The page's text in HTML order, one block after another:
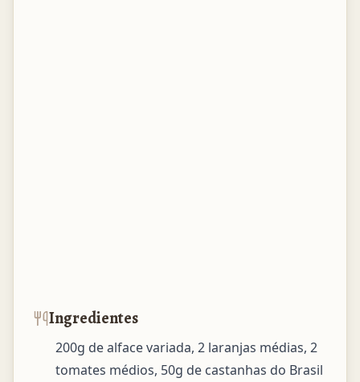
Ingredientes
200g de alface variada, 2 laranjas médias, 2
tomates médios, 50g de castanhas do Brasil